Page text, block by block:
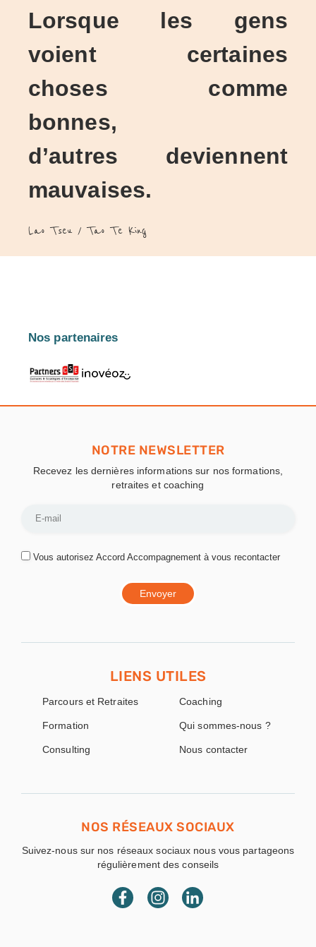
Lorsque les gens
voient certaines
choses comme
bonnes,
d’autres deviennent
mauvaises.
Lao Tseu / Tao Te King
Nos partenaires
NOTRE NEWSLETTER
Recevez les dernières informations sur nos formations,
retraites et coaching
Vous autorisez Accord Accompagnement à vous recontacter
Envoyer
LIENS UTILES
Parcours et Retraites
Formation
Consulting
Coaching
Qui sommes-nous ?
Nous contacter
NOS RÉSEAUX SOCIAUX
Suivez-nous sur nos réseaux sociaux nous vous partageons
régulièrement des conseils